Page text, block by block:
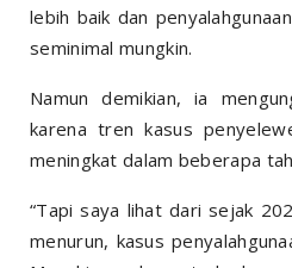
lebih baik dan
seminimal mungkin.
Namun demikian, ia
karena tren kasus
meningkat dalam beberapa
“Tapi saya lihat dari sejak
menurun, kasus